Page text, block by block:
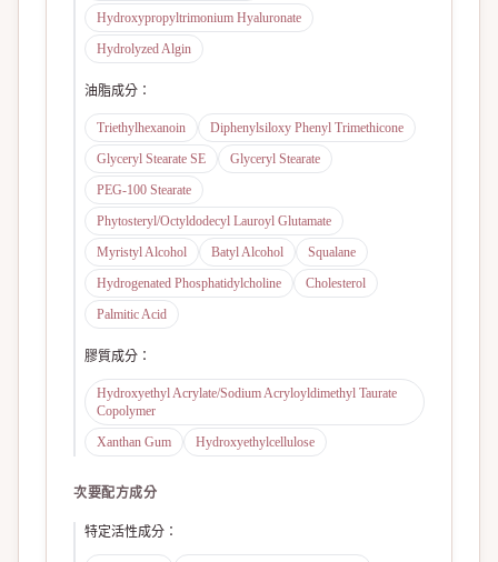
Hydroxypropyltrimonium Hyaluronate
Hydrolyzed Algin
油脂成分 ：
Triethylhexanoin
Diphenylsiloxy Phenyl Trimethicone
Glyceryl Stearate SE
Glyceryl Stearate
PEG-100 Stearate
Phytosteryl/Octyldodecyl Lauroyl Glutamate
Myristyl Alcohol
Batyl Alcohol
Squalane
Hydrogenated Phosphatidylcholine
Cholesterol
Palmitic Acid
膠質成分 ：
Hydroxyethyl Acrylate/Sodium Acryloyldimethyl Taurate
Copolymer
Xanthan Gum
Hydroxyethylcellulose
次要配方成分
特定活性成分 ：